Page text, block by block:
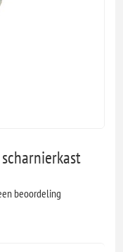
beoordeling